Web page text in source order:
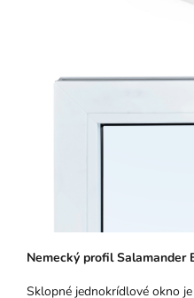
Nemecký profil Salamander
Sklopné jednokrídlové okno